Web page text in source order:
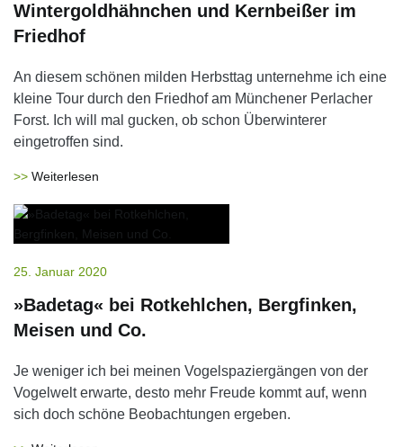
Wintergoldhähnchen und Kernbeißer im
Friedhof
An diesem schönen milden Herbsttag unternehme ich eine
kleine Tour durch den Friedhof am Münchener Perlacher
Forst. Ich will mal gucken, ob schon Überwinterer
eingetroffen sind.
Weiterlesen
25. Januar 2020
»Badetag« bei Rotkehlchen, Bergfinken,
Meisen und Co.
Je weniger ich bei meinen Vogelspaziergängen von der
Vogelwelt erwarte, desto mehr Freude kommt auf, wenn
sich doch schöne Beobachtungen ergeben.